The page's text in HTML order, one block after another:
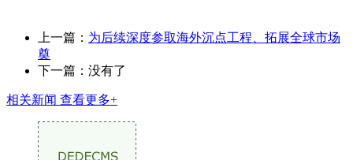
上一篇： 为后续深度参取海外沉点工程、拓展全球市场
奠
下一篇：没有了
相关新闻 查看更多+